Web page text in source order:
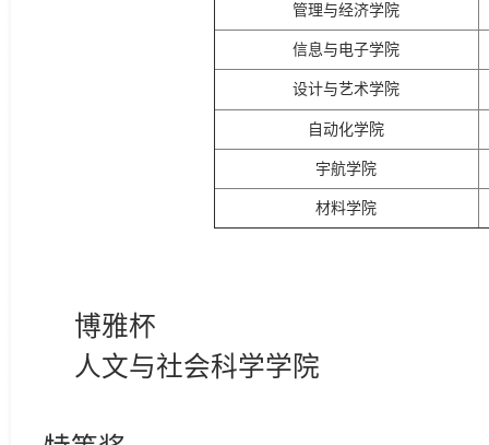
管理与经济学院
信息与电子学院
设计与艺术学院
自动化学院
宇航学院
材料学院
博雅杯
人文与社会科学学院